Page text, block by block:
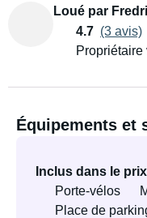
Loué par
4.7 (3 avis)
Propriétaire
Équipements et
Inclus dans le
Porte-vélos
Place de